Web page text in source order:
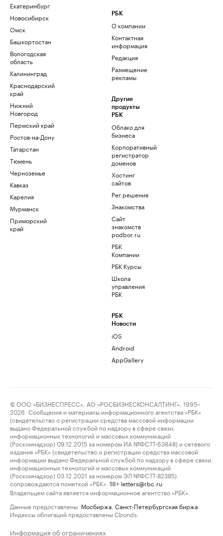
Екатеринбург
Новосибирск
Омск
Башкортостан
Вологодская
область
Калининград
Краснодарский
край
Нижний
Новгород
Пермский край
Ростов-на-Дону
Татарстан
Тюмень
Черноземье
Кавказ
Карелия
Мурманск
Приморский
край
РБК
О компании
Контактная
информация
Редакция
Размещение
рекламы
Другие
продукты
РБК
Облако для
бизнеса
Корпоративный
регистратор
доменов
Хостинг
сайтов
Рег.решения
Знакомства
Сайт
знакомств
podbor.ru
РБК
Компании
РБК Курсы
Школа
управления
РБК
РБК
Новости
iOS
Android
AppGallery
© ООО «БИЗНЕСПРЕСС», АО «РОСБИЗНЕСКОНСАЛТИНГ», 1995–
2026. Сообщения и материалы информационного агентства «РБК»
(свидетельство о регистрации средства массовой информации
выдано Федеральной службой по надзору в сфере связи,
информационных технологий и массовых коммуникаций
(Роскомнадзор) 09.12.2015 за номером ИА №ФС77-63848) и сетевого
издания «РБК» (свидетельство о регистрации средства массовой
информации выдано Федеральной службой по надзору в сфере связи,
информационных технологий и массовых коммуникаций
(Роскомнадзор) 03.12.2021 за номером ЭЛ №ФС77-82385)
сопровождаются пометкой «РБК».
18+ letters@rbc.ru
Владельцем сайта является информационное агентство «РБК».
Данные предоставлены: Мосбиржа Санкт-Петербургская биржа
Индексы облигаций предоставлены Cbonds.
Информация об ограничениях